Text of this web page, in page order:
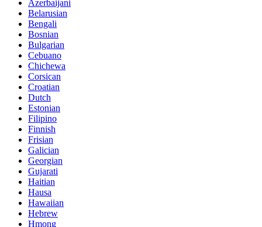
Azerbaijani
Belarusian
Bengali
Bosnian
Bulgarian
Cebuano
Chichewa
Corsican
Croatian
Dutch
Estonian
Filipino
Finnish
Frisian
Galician
Georgian
Gujarati
Haitian
Hausa
Hawaiian
Hebrew
Hmong